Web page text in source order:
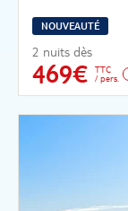
NOUVEAUTÉ
2 nuits dès
469€
TTC
/ pers.